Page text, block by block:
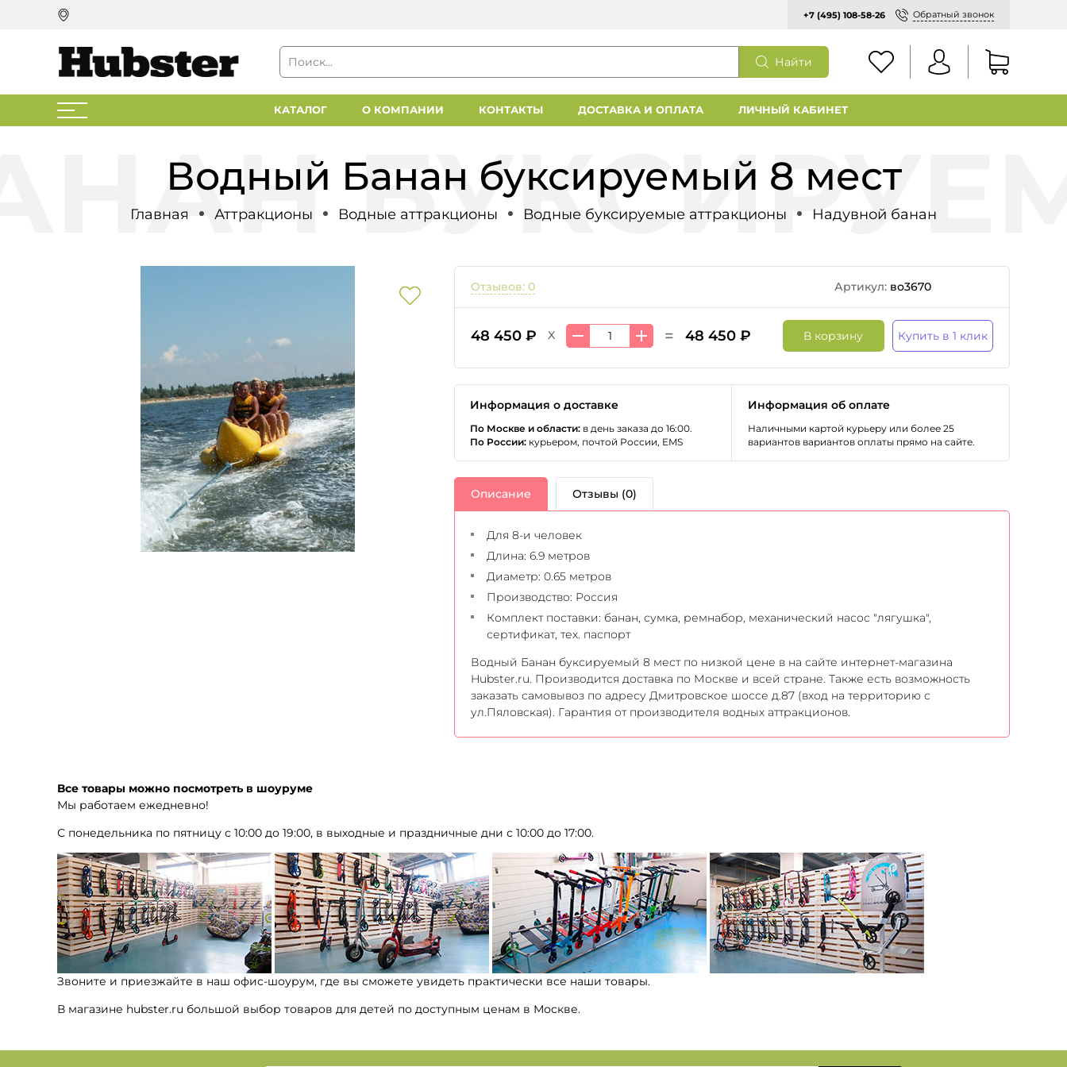
+7 (495) 108-58-26 Обратный звонок
Найти
КАТАЛОГ О КОМПАНИИ КОНТАКТЫ ДОСТАВКА И ОПЛАТА ЛИЧНЫЙ КАБИНЕТ
Водный Банан буксируемый 8 мест
Главная Аттракционы Водные аттракционы Водные буксируемые аттракционы Надувной банан
Отзывов: 0 Артикул: во3670
48 450 ₽ X = 48 450 ₽ В корзину Купить в 1 клик
Информация о доставке
По Москве и области: в день заказа до 16:00.
По России: курьером, почтой России, EMS
Информация об оплате
Наличными картой курьеру или более 25
вариантов вариантов оплаты прямо на сайте.
Описание Отзывы (0)
Для 8-и человек
Длина: 6.9 метров
Диаметр: 0.65 метров
Производство: Россия
Комплект поставки: банан, сумка, ремнабор, механический насос "лягушка",
сертификат, тех. паспорт
Водный Банан буксируемый 8 мест по низкой цене в на сайте интернет-магазина
Hubster.ru. Производится доставка по Москве и всей стране. Также есть возможность
заказать самовывоз по адресу Дмитровское шоссе д.87 (вход на территорию с
ул.Пяловская). Гарантия от производителя водных аттракционов.
Все товары можно посмотреть в шоуруме
Мы работаем ежедневно!
С понедельника по пятницу с 10:00 до 19:00, в выходные и праздничные дни с 10:00 до 17:00.
Звоните и приезжайте в наш офис-шоурум, где вы сможете увидеть практически все наши товары.
В магазине hubster.ru большой выбор товаров для детей по доступным ценам в Москве.